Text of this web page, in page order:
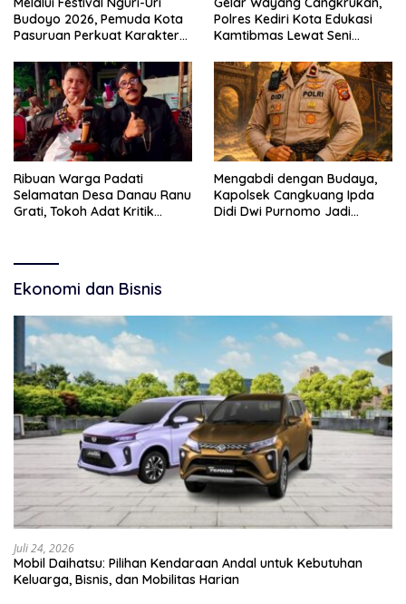
Budoyo 2026, Pemuda Kota
Pasuruan Perkuat Karakter
Narkoba
Polres Kediri Kota Edukasi
Kamtibmas Lewat Seni
Ribuan Warga Padati
Selamatan Desa Danau Ranu
Grati, Tokoh Adat Kritik
Mengabdi dengan Budaya,
Kapolsek Cangkuang Ipda
Didi Dwi Purnomo Jadi
Ekonomi dan Bisnis
Juli 24, 2026
Mobil Daihatsu: Pilihan Kendaraan Andal untuk Kebutuhan
Keluarga, Bisnis, dan Mobilitas Harian